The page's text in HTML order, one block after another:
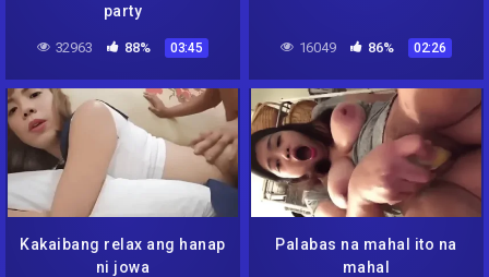
party
32963 88% 03:45 16049 86% 02:26
Kakaibang relax ang hanap
ni jowa
Palabas na mahal ito na
mahal